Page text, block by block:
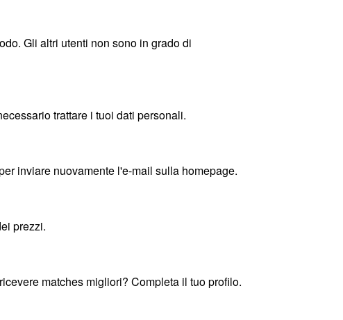
Gli altri utenti non sono in grado di
trattare i tuoi dati personali.
inviare nuovamente l'e-mail sulla homepage.
prezzi.
matches migliori? Completa il tuo profilo.